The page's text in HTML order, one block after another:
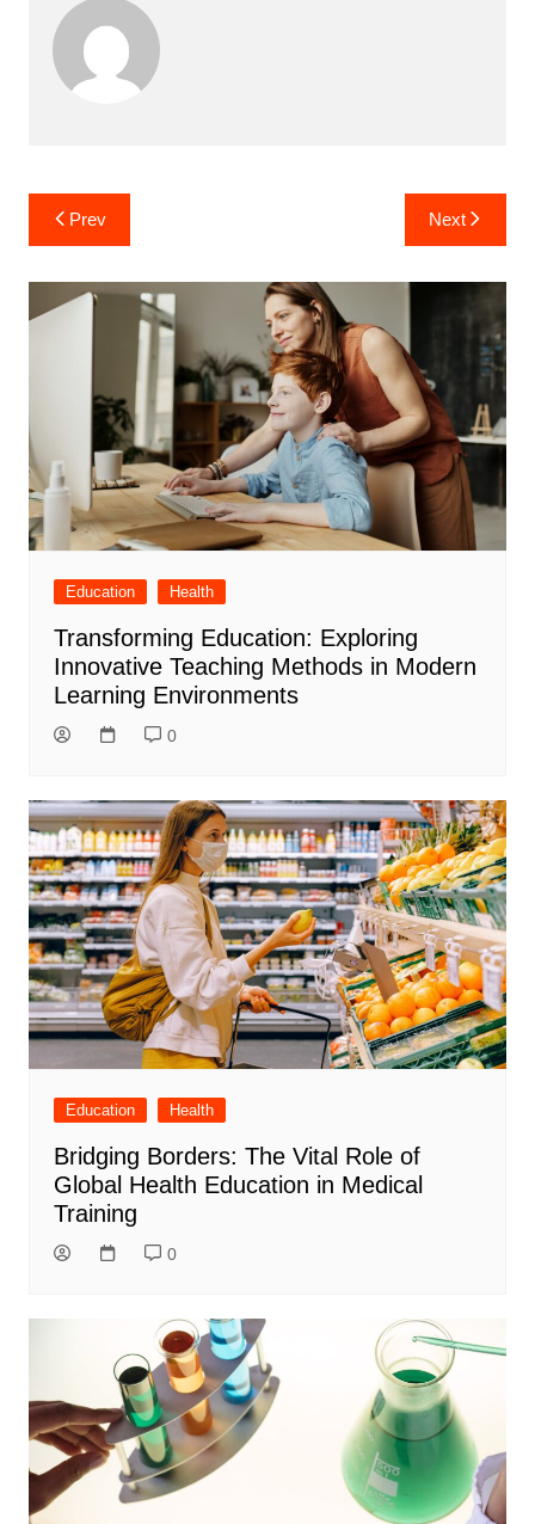
Post
navigation
Prev Next
Education Health
Transforming Education: Exploring
Innovative Teaching Methods in Modern
Learning Environments
0
Education Health
Bridging Borders: The Vital Role of
Global Health Education in Medical
Training
0